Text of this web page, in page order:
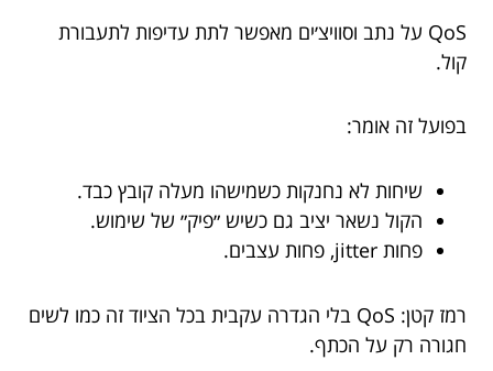
QoS על נתב וסוויצ׳ים מאפשר לתת עדיפות לתעבורת
קול.
בפועל זה אומר:
שיחות לא נחנקות כשמישהו מעלה קובץ כבד.
הקול נשאר יציב גם כשיש ״פיק״ של שימוש.
פחות jitter, פחות עצבים.
רמז קטן: QoS בלי הגדרה עקבית בכל הציוד זה כמו לשים
חגורה רק על הכתף.